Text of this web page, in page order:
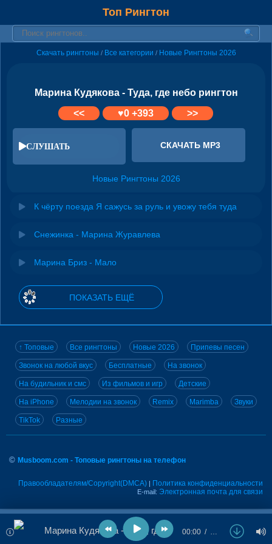
Топ Рингтон
Скачать рингтоны / Все категории / Новые Рингтоны 2026
Марина Кудякова - Туда, где небо рингтон
<<
♥0+393 >>
СЛУШАТЬ СКАЧАТЬ MP3
Новые Рингтоны 2026
К чёрту поезда Я сажусь за руль и увожу тебя туда
Снежинка - Марина Журавлева
Марина Бриз - Мало
ПОКАЗАТЬ ЕЩЁ
↑ Топовые Все рингтоны Новые 2026 Припевы песен
Звонок на любой вкус Бесплатные На звонок
На будильник и смс Из фильмов и игр Детские
На iPhone Мелодии на звонок Remix Marimba Звуки
TikTok Разные
© Musboom.com - Топовые рингтоны на телефон
Правообладателям/Copyright(DMCA) | Политика конфиденциальности
E-mail: Электронная почта для связи
Марина Кудякова - Туда, где небо 00:00 …